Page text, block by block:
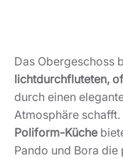
Das Obergeschoss
lichtdurchfluteten,
durch einen
Atmosphäre
Poliform-Küche
Pando und Bora